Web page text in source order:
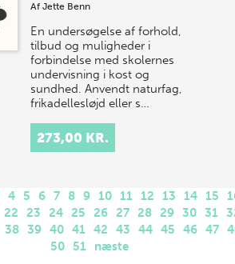
AfJette Benn
En undersøgelse af forhold,
tilbud og muligheder i
forbindelse med skolernes
undervisning i kost og
sundhed. Anvendt naturfag,
frikadellesløjd eller s…
273,00 KR.
4 5 6 7 8 9 10 11 12 13 14 15
22 23 24 25 26 27 28 29 30 31
38 39 40 41 42 43 44 45 46 47
50
51 næste